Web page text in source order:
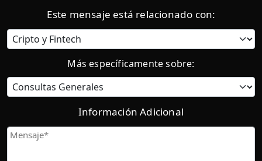
Este mensaje está relacionado con:
Categoría
Más específicamente sobre:
Información Adicional
Mensaje